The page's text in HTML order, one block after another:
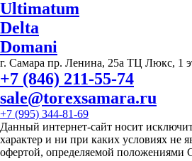
Ultimatum
Delta
Domani
г. Самара пр. Ленина, 25а ТЦ Люкс, 1
+7 (846) 211-55-74
sale@torexsamara.ru
+7 (995) 344-81-69
Данный интернет-сайт носит
характер и ни при каких условиях не
офертой, определяемой положениями